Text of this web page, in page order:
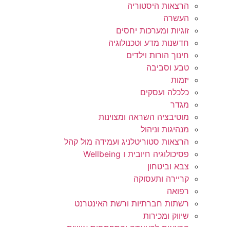
הרצאות היסטוריה
העשרה
זוגיות ומערכות יחסים
חדשנות מדע וטכנולוגיה
חינוך הורות וילדים
טבע וסביבה
יזמות
כלכלה ועסקים
מגדר
מוטיבציה השראה ומצוינות
מנהיגות וניהול
הרצאות סטוריטלניג ועמידה מול קהל
פסיכולוגיה חיובית ו Wellbeing
צבא וביטחון
קריירה ותעסוקה
רפואה
רשתות חברתיות ורשת האינטרנט
שיווק ומכירות